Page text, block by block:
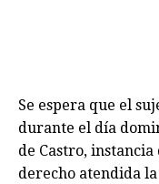
Se espera que el
durante el día
de Castro,
derecho atendida